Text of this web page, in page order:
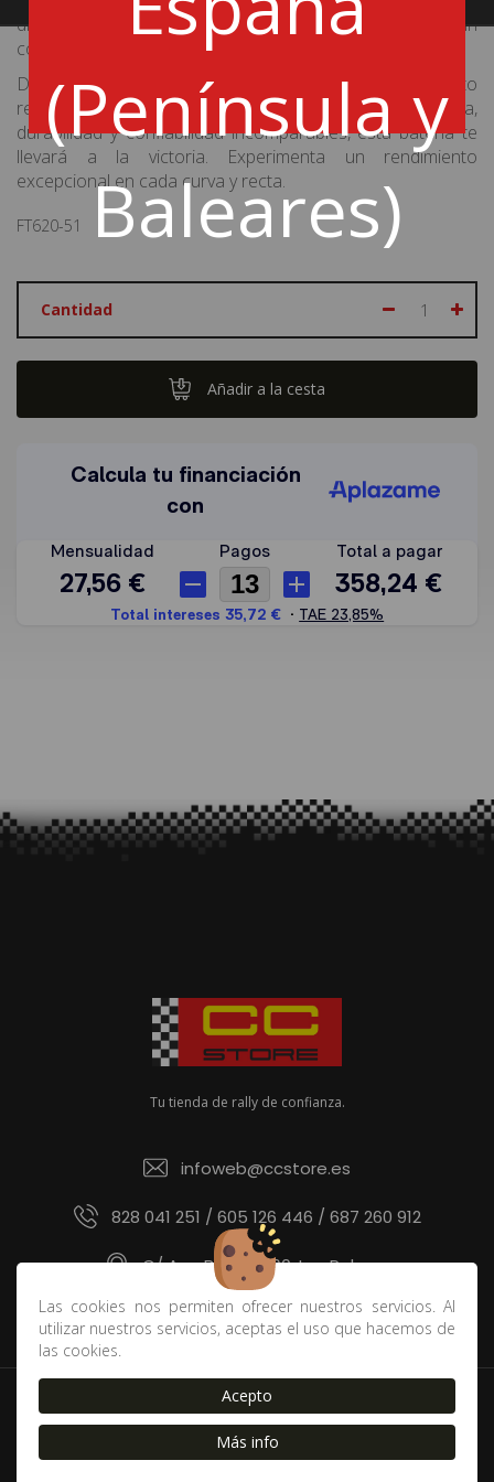
Las cookies nos permiten ofrecer nuestros servicios. Al
utilizar nuestros servicios, aceptas el uso que hacemos de
las cookies.
Acepto
Más info
(Península y
Baleares)
diseño compacto y resistente asegura una instalación sin
complicaciones y un ajuste perfecto en tu coche.
Descubre el poder de una batería de coche de alto
rendimiento en tu competición de rally. Con potencia,
durabilidad y confiabilidad incomparables, esta batería te
llevará a la victoria. Experimenta un rendimiento
excepcional en cada curva y recta.
FT620-51
Cantidad
Añadir a la cesta
Tu tienda de rally de confianza.
infoweb@ccstore.es
828 041 251 / 605 126 446 / 687 260 912
C/ Ana Benítez 60, Las Palmas
Política de devoluciones y derecho de desistimiento
Contacto
Envíos | FAQ
Aviso Legal
| Política de Privacidad | Condiciones de compra